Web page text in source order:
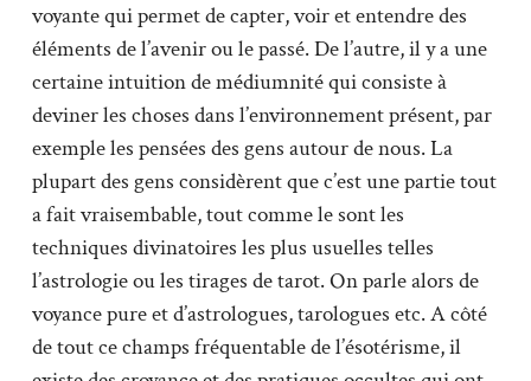
voyante qui permet de capter, voir et entendre des
éléments de l’avenir ou le passé. De l’autre, il y a une
certaine intuition de médiumnité qui consiste à
deviner les choses dans l’environnement présent, par
exemple les pensées des gens autour de nous. La
plupart des gens considèrent que c’est une partie tout
a fait vraisembable, tout comme le sont les
techniques divinatoires les plus usuelles telles
l’astrologie ou les tirages de tarot. On parle alors de
voyance pure et d’astrologues, tarologues etc. A côté
de tout ce champs fréquentable de l’ésotérisme, il